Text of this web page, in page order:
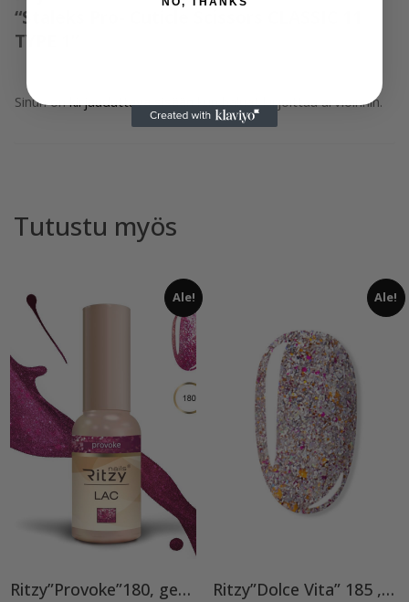
“Staleks Pro- Cuticle Scissors CLASSIC 11
TYPE 1”
Sinun onkirjauduttava sisäänkun haluat kirjoittaa arvioinnin.
Tutustu myös
Ale!
Ritzy”Provoke”180, geelilakka
Ale!
Ritzy”Dolce Vita” 185 ,9ml TPO vapaa